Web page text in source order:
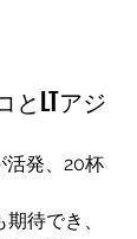
とLTアジ
活発、20杯
待でき、